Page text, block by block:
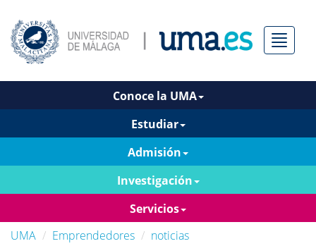
Menú
Conoce la UMA
Estudiar
Admisión
Investigación
Servicios
UMA
Emprendedores
noticias